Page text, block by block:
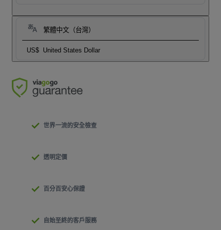
繁體中文（台灣）
US$ United States Dollar
世界一流的安全檢查
透明定價
百分百安心保證
自始至終的客戶服務